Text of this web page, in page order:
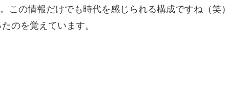
この情報だけでも時代を感じられる構成ですね（笑）
のを覚えています。